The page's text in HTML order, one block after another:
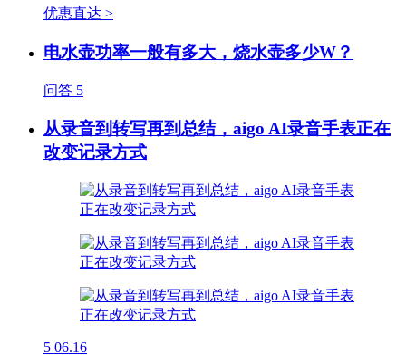
优惠直达 >
电水壶功率一般有多大，烧水壶多少W？
问答 5
从录音到转写再到总结，aigo AI录音手表正在
改变记录方式
5 06.16